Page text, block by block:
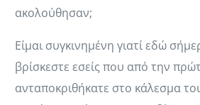
ακολούθησαν;
Είμαι συγκινημένη γιατί εδώ
βρίσκεστε εσείς που από την
ανταποκριθήκατε στο κάλεσμα